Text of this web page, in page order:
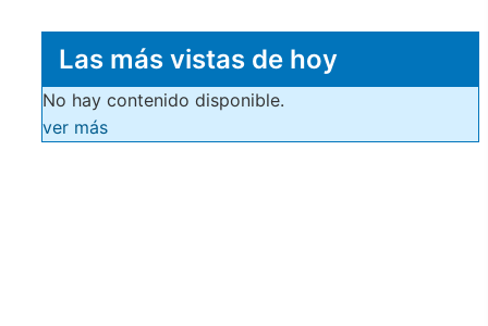
Las más vistas de hoy
No hay contenido disponible.
ver más